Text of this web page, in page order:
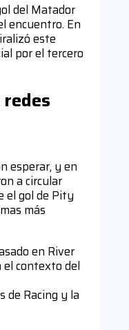
del Matador
encuentro. En
este
por el tercero
redes
esperar, y en
a circular
el gol de Pity
más
en River
el contexto del
de Racing y la